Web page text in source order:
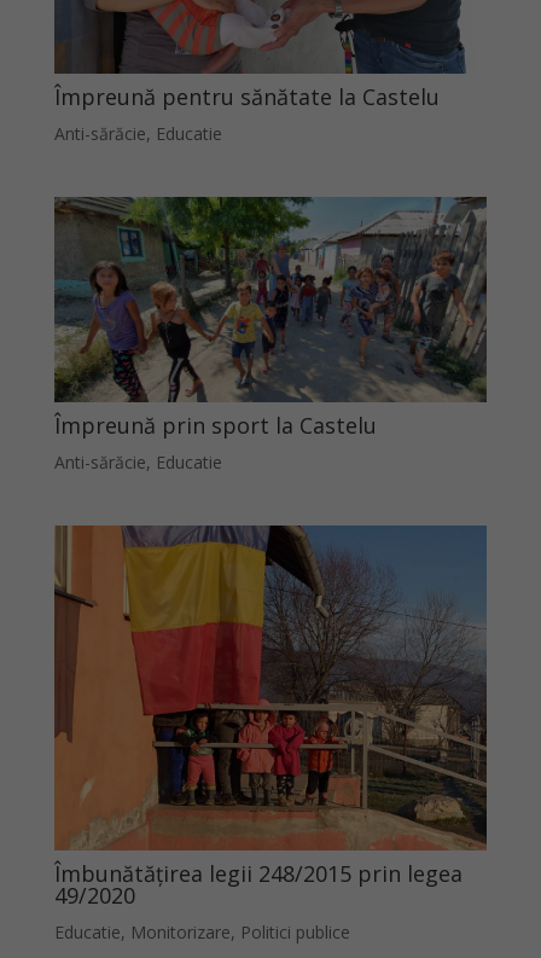
Împreună pentru sănătate la Castelu
Anti-sărăcie, Educatie
Împreună prin sport la Castelu
Anti-sărăcie, Educatie
Îmbunătăţirea legii 248/2015 prin legea
49/2020
Educatie, Monitorizare, Politici publice